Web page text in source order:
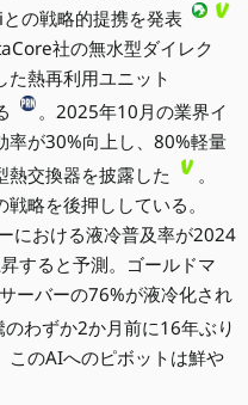
の戦略的提携を発表
社の無水型ダイレク
た熱再利用ユニット
。2025年10月の業界イ
率が30%向上し、80%軽量
熱交換器を披露した
。
略を後押ししている。
における液冷普及率が2024
すると予測。ゴールドマ
ーバーの76%が液冷化され
のわずか2か月前に16年ぶり
このAIへのピボットは鮮や